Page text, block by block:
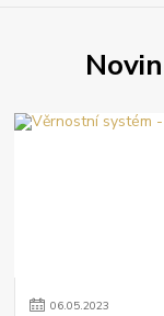
06.05.2023